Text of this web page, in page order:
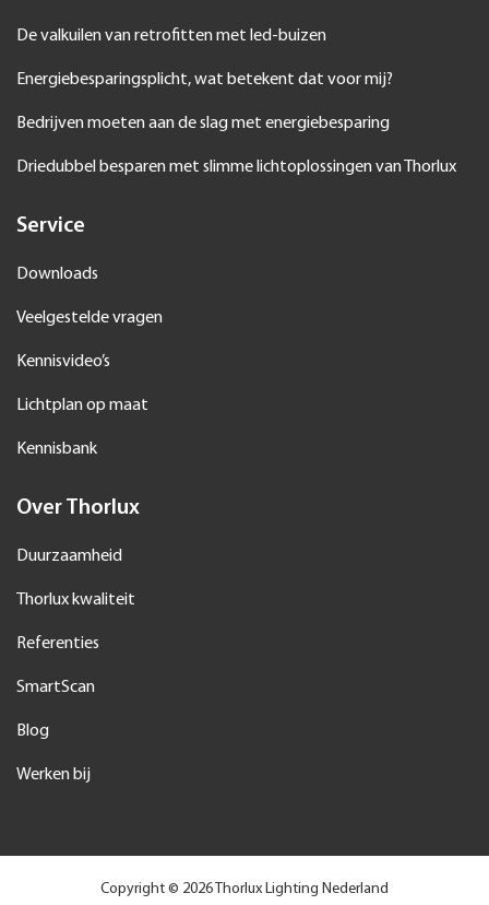
De valkuilen van retrofitten met led-buizen
Energiebesparingsplicht, wat betekent dat voor mij?
Bedrijven moeten aan de slag met energiebesparing
Driedubbel besparen met slimme lichtoplossingen van Thorlux
Service
Downloads
Veelgestelde vragen
Kennisvideo’s
Lichtplan op maat
Kennisbank
Over Thorlux
Duurzaamheid
Thorlux kwaliteit
Referenties
SmartScan
Blog
Werken bij
Copyright © 2026 Thorlux Lighting Nederland